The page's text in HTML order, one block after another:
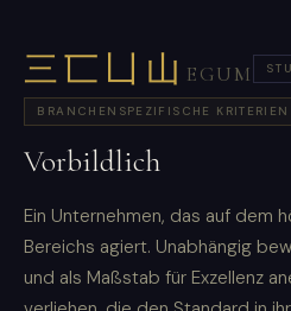
三匸凵山 EGUM
BRANCHENSPEZIFISCHE KRITERIEN
Vorbildlich
Ein Unternehmen, das auf dem
Bereichs agiert. Unabhängig
und als Maßstab für Exzellenz